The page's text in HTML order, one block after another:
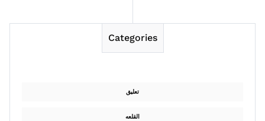
Categories
تعليق
القلعه